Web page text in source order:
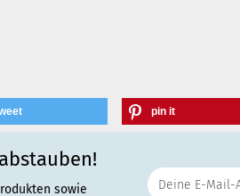
pin it
sowie